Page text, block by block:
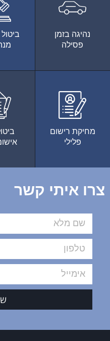
נהיגה בזמן
פסילה
מחיקת רישום
פלילי
צרו איתי קשר